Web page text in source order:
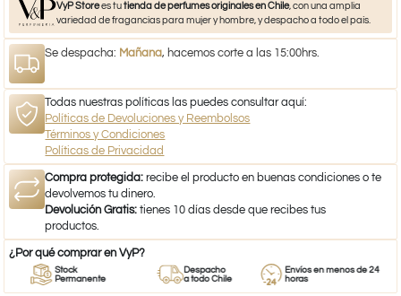
VyP Storees tutienda de perfumes originales en Chile, con una amplia
variedad de fragancias para mujer y hombre, y despacho a todo el país.
Se despacha: Mañana, hacemos corte a las 15:00hrs.
Todas nuestras políticas las puedes consultar aquí:
Políticas de Devoluciones y Reembolsos
Términos y Condiciones
Políticas de Privacidad
Compra protegida: recibe el producto en buenas condiciones o te
devolvemos tu dinero.
Devolución Gratis: tienes 10 días desde que recibes tus
productos.
¿Por qué comprar en VyP?
Stock
Permanente
Despacho
a todo Chile
Envíos en menos de 24
horas